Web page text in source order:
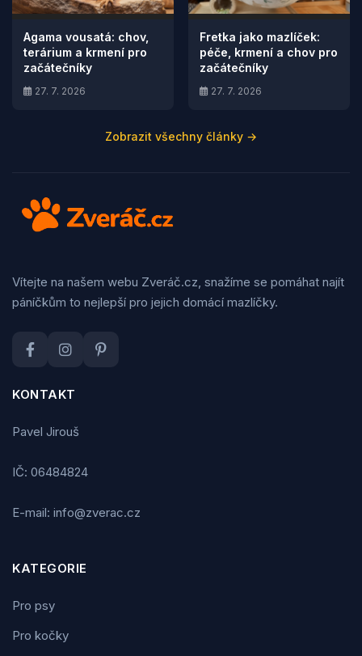
Agama vousatá: chov,
terárium a krmení pro
začátečníky
27. 7. 2026
Fretka jako mazlíček:
péče, krmení a chov pro
začátečníky
27. 7. 2026
Zobrazit všechny články →
Vítejte na našem webu Zveráč.cz, snažíme se pomáhat najít
páníčkům to nejlepší pro jejich domácí mazlíčky.
KONTAKT
Pavel Jirouš
IČ: 06484824
E-mail: info@zverac.cz
KATEGORIE
Pro psy
Pro kočky